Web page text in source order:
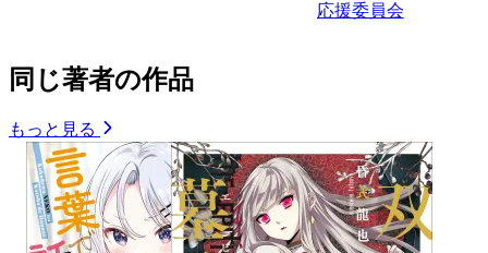
応援委員会
同じ著者の作品
もっと見る